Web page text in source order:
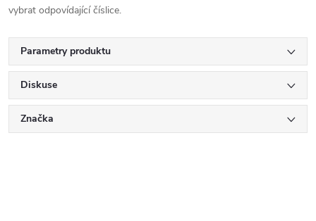
vybrat odpovídající číslice.
Parametry produktu
Diskuse
Značka